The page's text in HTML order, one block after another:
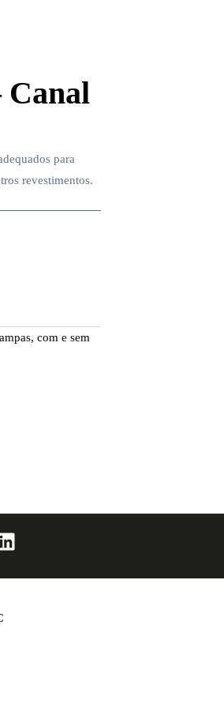
Canal
para
revestimentos.
com e sem